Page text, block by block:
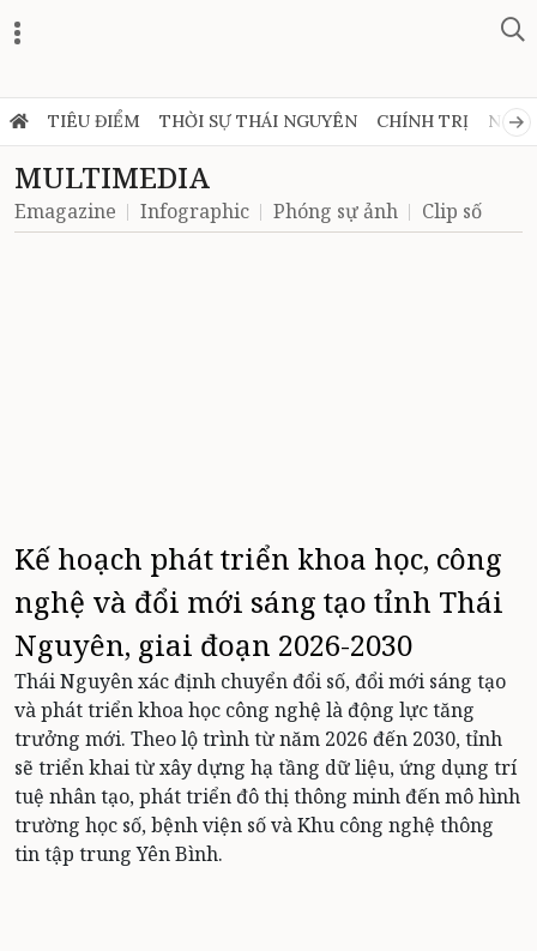
TIÊU ĐIỂM THỜI SỰ THÁI NGUYÊN CHÍNH TRỊ NGHỊ
MULTIMEDIA
Emagazine Infographic Phóng sự ảnh Clip số
Kế hoạch phát triển khoa học, công
nghệ và đổi mới sáng tạo tỉnh Thái
Nguyên, giai đoạn 2026-2030
Thái Nguyên xác định chuyển đổi số, đổi mới sáng tạo
và phát triển khoa học công nghệ là động lực tăng
trưởng mới. Theo lộ trình từ năm 2026 đến 2030, tỉnh
sẽ triển khai từ xây dựng hạ tầng dữ liệu, ứng dụng trí
tuệ nhân tạo, phát triển đô thị thông minh đến mô hình
trường học số, bệnh viện số và Khu công nghệ thông
tin tập trung Yên Bình.